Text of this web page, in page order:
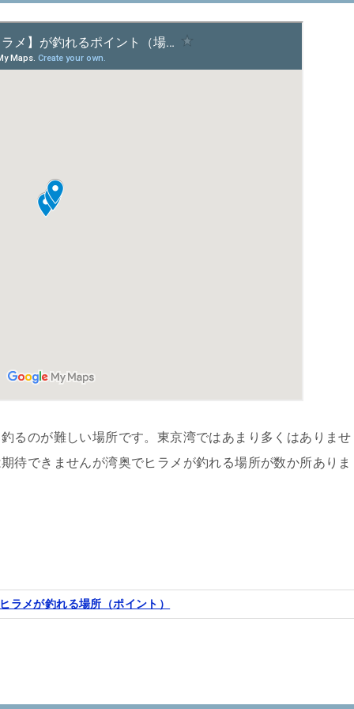
るのが難しい場所です。東京湾ではあまり多くはありませ
待できませんが湾奥でヒラメが釣れる場所が数か所ありま
ラメが釣れる場所（ポイント）